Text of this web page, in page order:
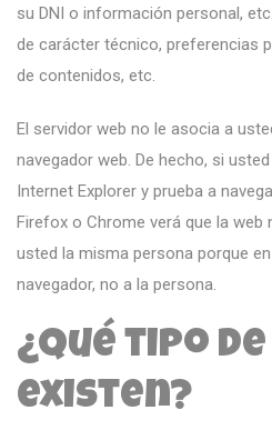
su DNI o información personal,
de carácter técnico, preferencias
de contenidos, etc.
El servidor web no le asocia a
navegador web. De hecho, si
Internet Explorer y prueba a
Firefox o Chrome verá que la web
usted la misma persona porque
navegador, no a la persona.
¿Qué tipo de
existen?